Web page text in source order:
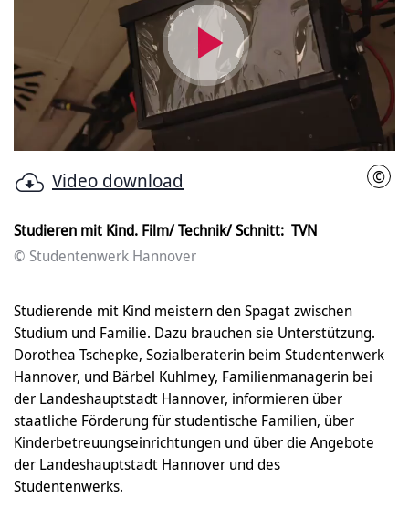
Video
abspielen
©
Video download
Studieren mit Kind. Film/ Technik/ Schnitt: TVN
© Studentenwerk Hannover
Studierende mit Kind meistern den Spagat zwischen
Studium und Familie. Dazu brauchen sie Unterstützung.
Dorothea Tschepke, Sozialberaterin beim Studentenwerk
Hannover, und Bärbel Kuhlmey, Familienmanagerin bei
der Landeshauptstadt Hannover, informieren über
staatliche Förderung für studentische Familien, über
Kinderbetreuungseinrichtungen und über die Angebote
der Landeshauptstadt Hannover und des
Studentenwerks.